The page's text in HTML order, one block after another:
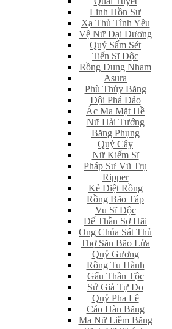
Linh Hồn Sư
Xạ Thủ Tình Yêu
Vệ Nữ Đại Dương
Quỷ Sấm Sét
Tiến Sĩ Độc
Rồng Dung Nham
Asura
Phù Thủy Băng
Đội Phá Đảo
Ác Ma Mặt Hề
Nữ Hải Tướng
Băng Phụng
Quỷ Cây
Nữ Kiếm Sĩ
Pháp Sư Vũ Trụ
Ripper
Kẻ Diệt Rồng
Rồng Bão Táp
Vu Sĩ Độc
Đế Thần Sợ Hãi
Ong Chúa Sát Thủ
Thợ Săn Bão Lửa
Quỷ Gương
Rồng Tu Hành
Gấu Thần Tộc
Sứ Giả Tự Do
Quỷ Pha Lê
Cáo Hàn Băng
Ma Nữ Liềm Băng